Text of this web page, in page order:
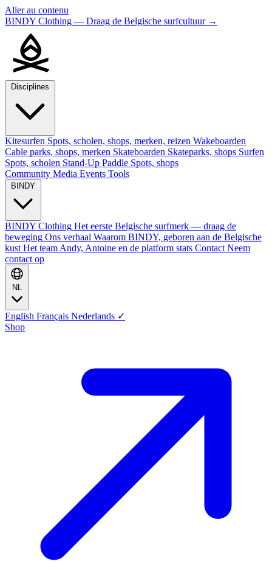
Aller au contenu
BINDY Clothing — Draag de Belgische surfcultuur →
Kitesurfen Spots, scholen, shops, merken, reizen Wakeboarden
Cable parks, shops, merken Skateboarden Skateparks, shops Surfen
Spots, scholen Stand-Up Paddle Spots, shops
Community Media Events Tools
BINDY Clothing Het eerste Belgische surfmerk — draag de
beweging Ons verhaal Waarom BINDY, geboren aan de Belgische
kust Het team Andy, Antoine en de platform stats Contact Neem
contact op
English Français Nederlands ✓
Shop